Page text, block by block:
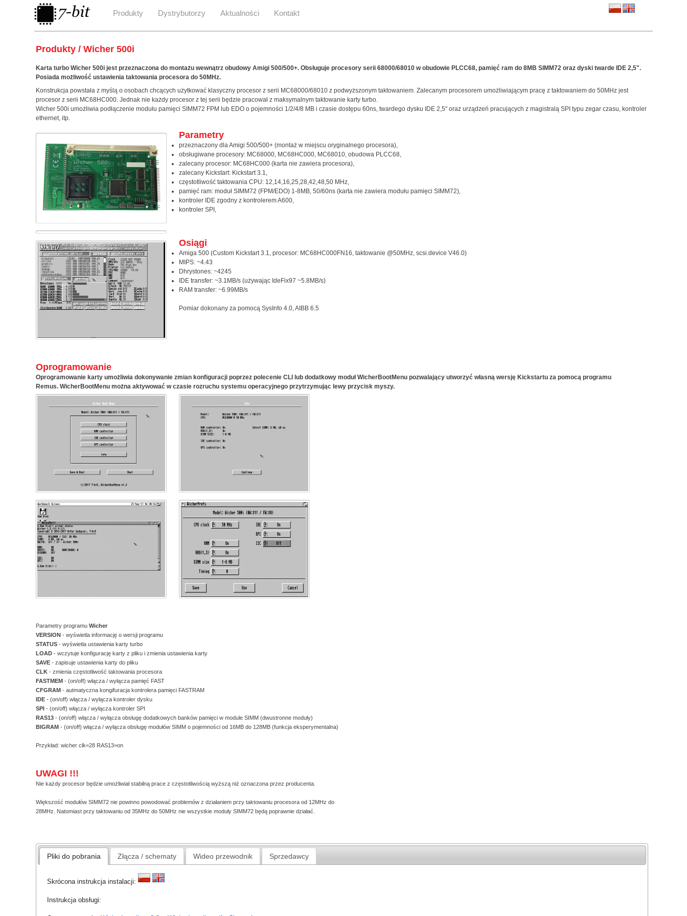
Produkty Dystrybutorzy Aktualności Kontakt
Produkty / Wicher 500i
Karta turbo Wicher 500i jest przeznaczona do montażu wewnątrz obudowy Amigi 500/500+. Obsługuje procesory serii 68000/68010 w obudowie PLCC68, pamięć ram do 8MB SIMM72 oraz dyski twarde IDE 2,5".
Posiada możliwość ustawienia taktowania procesora do 50MHz.
Konstrukcja powstała z myślą o osobach chcących użytkować klasyczny procesor z serii MC68000/68010 z podwyższonym taktowaniem. Zalecanym procesorem umożliwiającym pracę z taktowaniem do 50MHz jest
procesor z serii MC68HC000. Jednak nie każdy procesor z tej serii będzie pracował z maksymalnym taktowanie karty turbo.
Wicher 500i umożliwia podłączenie modułu pamięci SIMM72 FPM lub EDO o pojemności 1/2/4/8 MB i czasie dostępu 60ns, twardego dysku IDE 2,5" oraz urządzeń pracujących z magistralą SPI typu zegar czasu, kontroler
ethernet, itp.
Parametry
przeznaczony dla Amigi 500/500+ (montaż w miejscu oryginalnego procesora),
obsługiwane procesory: MC68000, MC68HC000, MC68010, obudowa PLCC68,
zalecany procesor: MC68HC000 (karta nie zawiera procesora),
zalecany Kickstart: Kickstart 3.1,
częstotliwość taktowania CPU: 12,14,16,25,28,42,48,50 MHz,
pamięć ram: moduł SIMM72 (FPM/EDO) 1-8MB, 50/60ns (karta nie zawiera modułu pamięci SIMM72),
kontroler IDE zgodny z kontrolerem A600,
kontroler SPI,
Osiągi
Amiga 500 (Custom Kickstart 3.1, procesor: MC68HC000FN16, taktowanie @50MHz, scsi.device V46.0)
MIPS: ~4.43
Dhrystones: ~4245
IDE transfer: ~3.1MB/s (używając IdeFix97 ~5.8MB/s)
RAM transfer: ~6.99MB/s
Pomiar dokonany za pomocą SysInfo 4.0, AIBB 6.5
Oprogramowanie
Oprogramowanie karty umożliwia dokonywanie zmian konfiguracji poprzez polecenie CLI lub dodatkowy modułWicherBootMenu pozwalający utworzyć własną wersję Kickstartu za pomocą programu
Remus.WicherBootMenu można aktywować w czasie rozruchu systemu operacyjnego przytrzymując lewy przycisk myszy.
Parametry programuWicher
VERSION - wyświetla informację o wersji programu
STATUS - wyświetla ustawienia karty turbo
LOAD - wczytuje konfigurację karty z pliku i zmienia ustawienia karty
SAVE - zapisuje ustawienia karty do pliku
CLK - zmienia częstotliwość taktowania procesora
FASTMEM - (on/off) włącza / wyłącza pamięć FAST
CFGRAM - autmatyczna kongifuracja kontrolera pamięci FASTRAM
IDE - (on/off) włącza / wyłącza kontroler dysku
SPI - (on/off) włącza / wyłącza kontroler SPI
RAS13 - (on/off) włącza / wyłącza obsługę dodatkowych banków pamięci w module SIMM (dwustronne moduły)
BIGRAM - (on/off) włącza / wyłącza obsługę modułów SIMM o pojemności od 16MB do 128MB (funkcja eksperymentalna)
Przykład: wicher clk=28 RAS13=on
UWAGI !!!
Nie każdy procesor będzie umożliwiał stabilną prace z częstotliwością wyższą niż oznaczona przez producenta.
Większość modułów SIMM72 nie powinno powodować problemów z działaniem przy taktowaniu procesora od 12MHz do
28MHz. Natomiast przy taktowaniu od 35MHz do 50MHz nie wszystkie moduły SIMM72 będą poprawnie działać.
Pliki do pobrania Złącza / schematy Wideo przewodnik Sprzedawcy
Skrócona instrukcja instalacji:
Instrukcja obsługi: